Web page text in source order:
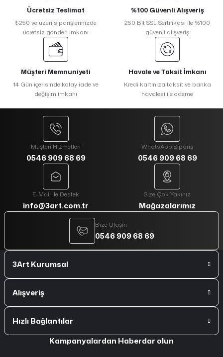
Ücretsiz Teslimat
₺250 ve üzeri siparişlerinizde
ücretsiz gönderi imkanı
%100 Güvenli Alışveriş
250 Bit SSL Sertifikası ile %100
güvenli alışveriş
Müşteri Memnuniyeti
14 Gün içerisinde kolay iade ve
değişim imkanı
Havale ve Taksit İmkanı
Kredi kartınıza taksit ve banka
havalesi ile ödeme
Müşteri Hizmetleri
0546 909 68 69
WhatsApp Sipariş
0546 909 68 69
E-Mail ile Destek
info@3art.com.tr
Size Çok Yakınız
Mağazalarımız
Bize Ulaşın
0546 909 68 69
3Art Kurumsal
Alışveriş
Hızlı Bağlantılar
Kampanyalardan Haberdar olun